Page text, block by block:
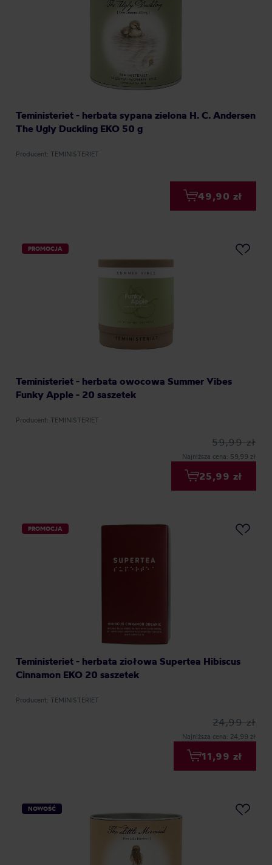
Teministeriet - herbata sypana zielona H. C. Andersen
The Ugly Duckling EKO 50 g
Producent: TEMINISTERIET
49,90 zł
PROMOCJA
Teministeriet - herbata owocowa Summer Vibes
Funky Apple - 20 saszetek
Producent: TEMINISTERIET
59,99 zł
Najniższa cena: 59,99 zł
25,99 zł
PROMOCJA
Teministeriet - herbata ziołowa Supertea Hibiscus
Cinnamon EKO 20 saszetek
Producent: TEMINISTERIET
24,99 zł
Najniższa cena: 24,99 zł
11,99 zł
NOWOŚĆ